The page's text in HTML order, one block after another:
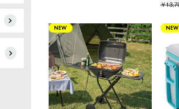
￥
NEW NEW